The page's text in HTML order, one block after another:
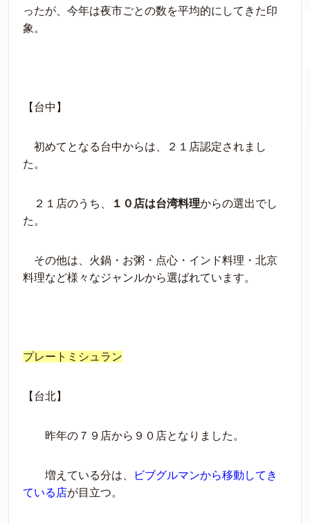
ったが、今年は夜市ごとの数を平均的にしてきた印
象。
【台中】
初めてとなる台中からは、２１店認定されまし
た。
２１店のうち、 １０店は台湾料理からの選出でし
た。
その他は、火鍋・お粥・点心・インド料理・北京
料理など様々なジャンルから選ばれています。
プレートミシュラン
【台北】
昨年の７９店から９０店となりました。
増えている分は、
ビブグルマンから移動してき
ている店が目立つ。